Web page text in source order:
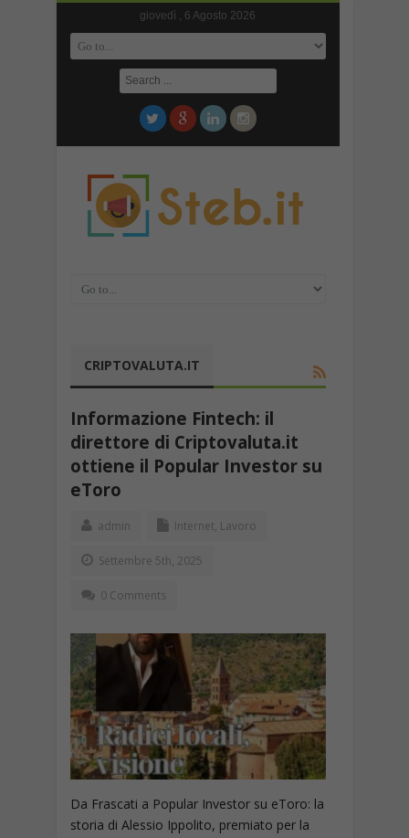
giovedì , 6 Agosto 2026
CRIPTOVALUTA.IT
Informazione Fintech: il
direttore di Criptovaluta.it
ottiene il Popular Investor su
eToro
admin Internet, Lavoro
Settembre 5th, 2025
0 Comments
Da Frascati a Popular Investor su eToro: la
storia di Alessio Ippolito, premiato per la